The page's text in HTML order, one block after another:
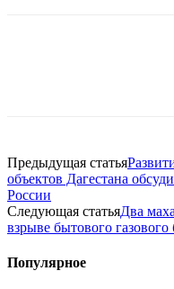
Предыдущая статья
объектов Дагестана
России
Следующая статьяДва
взрыве бытового газового
Популярное